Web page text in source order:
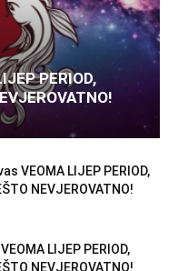
PERIOD,
VEOMA LIJEP PERIOD,
NEVJEROVATNO!
LIJEP PERIOD,
NEVJEROVATNO!